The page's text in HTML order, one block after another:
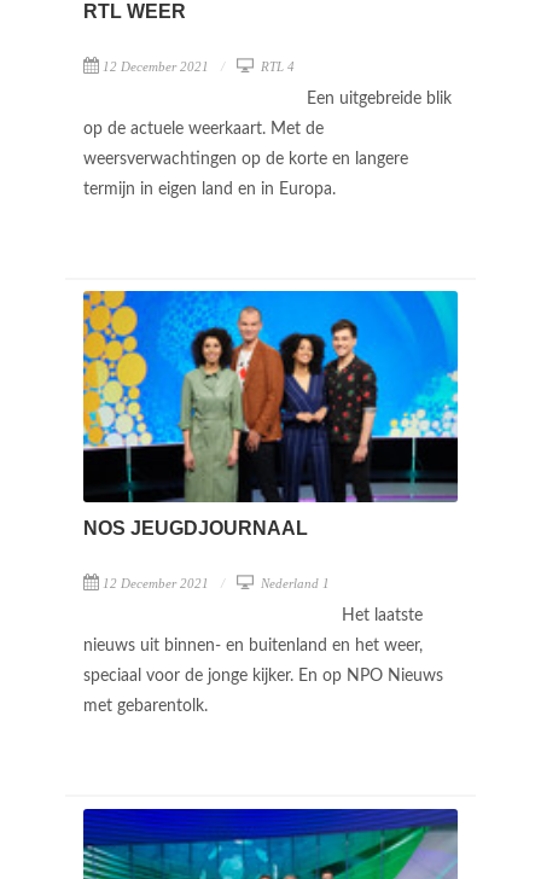
RTL WEER
12 December 2021 RTL 4
Een uitgebreide blik
op de actuele weerkaart. Met de
weersverwachtingen op de korte en langere
termijn in eigen land en in Europa.
NOS JEUGDJOURNAAL
12 December 2021 Nederland 1
Het laatste
nieuws uit binnen- en buitenland en het weer,
speciaal voor de jonge kijker. En op NPO Nieuws
met gebarentolk.